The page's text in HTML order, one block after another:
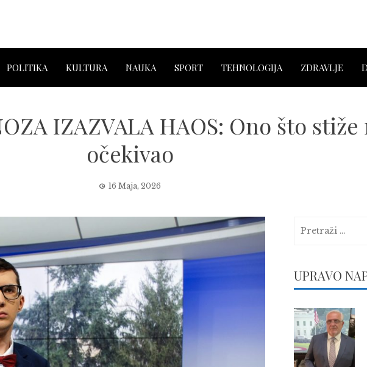
POLITIKA KULTURA NAUKA SPORT TEHNOLOGIJA ZDRAVLJE
IZAZVALA HAOS: Ono što
očekivao
16 Maja, 2026
UPRAVO